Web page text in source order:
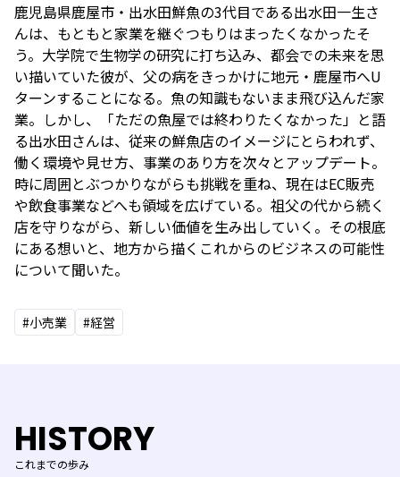
鹿児島県鹿屋市・出水田鮮魚の3代目である出水田一生さ
んは、もともと家業を継ぐつもりはまったくなかったそ
う。大学院で生物学の研究に打ち込み、都会での未来を思
い描いていた彼が、父の病をきっかけに地元・鹿屋市へU
ターンすることになる。魚の知識もないまま飛び込んだ家
業。しかし、「ただの魚屋では終わりたくなかった」と語
る出水田さんは、従来の鮮魚店のイメージにとらわれず、
働く環境や見せ方、事業のあり方を次々とアップデート。
時に周囲とぶつかりながらも挑戦を重ね、現在はEC販売
や飲食事業などへも領域を広げている。祖父の代から続く
店を守りながら、新しい価値を生み出していく。その根底
にある想いと、地方から描くこれからのビジネスの可能性
について聞いた。
#小売業 #経営
HISTORY
これまでの歩み